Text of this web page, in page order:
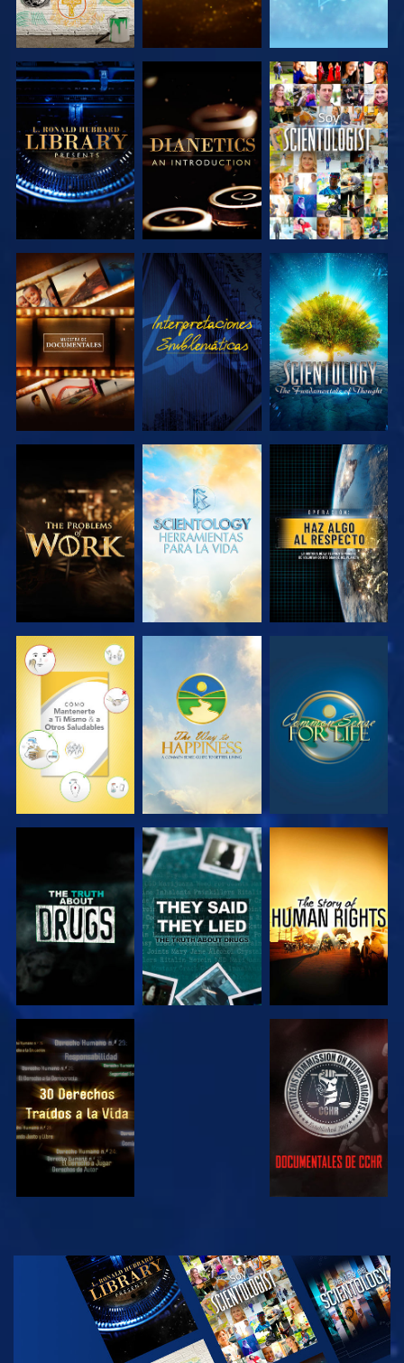
EXPLORA LAS
SERIES
EXPLORA LAS
SERIES
VE
EXPLORA LAS
SERIES
VE
EXPLORA LAS
SERIES
EXPLORA LAS
SERIES
EXPLORA LAS
SERIES
VE
VE VE VE
VE VE
VE VE
VE
EXPLORA LAS
SERIES